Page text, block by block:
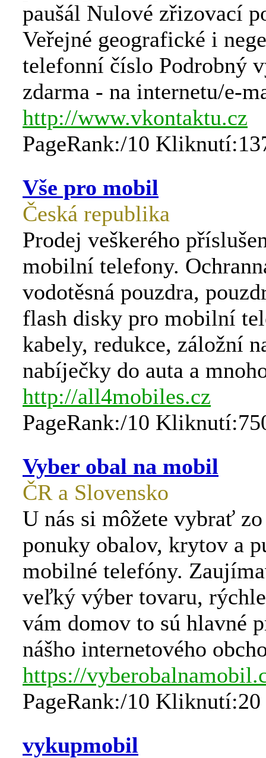
paušál Nulové zřizovací
Veřejné geografické i
telefonní číslo Podrobný
zdarma - na internetu/e-
http://www.vkontaktu.cz
PageRank:/10
Vše pro mobil
Česká republika
Prodej veškerého
mobilní telefony.
vodotěsná pouzdra,
flash disky pro mobilní
kabely, redukce, záložní
nabíječky do auta a
http://all4mobiles.cz
PageRank:/10
Vyber obal na mobil
ČR a Slovensko
U nás si môžete vybrať
ponuky obalov, krytov a
mobilné telefóny.
veľký výber tovaru,
vám domov to sú hlavné
nášho internetového
https://
PageRank:/10 Kliknutí:20
vykupmobil